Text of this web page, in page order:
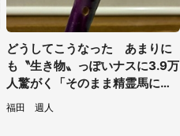
どうしてこうなった あまりに
も〝生き物〟っぽいナスに3.9万
人驚がく「そのまま精霊馬に使
えそう」
福田 週人